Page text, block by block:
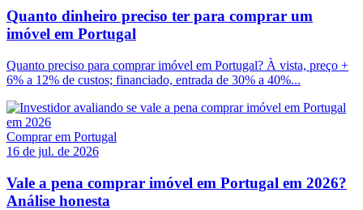
Quanto dinheiro preciso ter para comprar um
imóvel em Portugal
Quanto preciso para comprar imóvel em Portugal? À vista, preço +
6% a 12% de custos; financiado, entrada de 30% a 40%...
Comprar em Portugal
16 de jul. de 2026
Vale a pena comprar imóvel em Portugal em 2026?
Análise honesta